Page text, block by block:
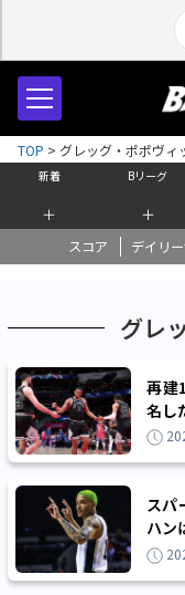
新着
＋
Bリーグ
＋
スコア デイリ
TOP > グレッグ・ポポヴィ
グレ
再建
名し
活』
スパ
ハン
ーは